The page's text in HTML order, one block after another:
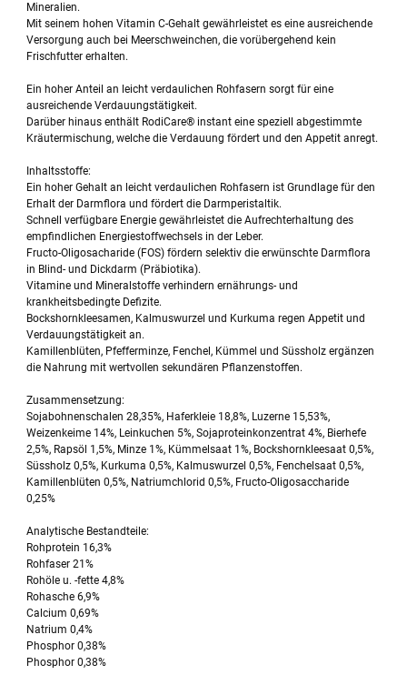
Mineralien.
Mit seinem hohen Vitamin C-Gehalt gewährleistet es eine ausreichende
Versorgung auch bei Meerschweinchen, die vorübergehend kein
Frischfutter erhalten.
Ein hoher Anteil an leicht verdaulichen Rohfasern sorgt für eine
ausreichende Verdauungstätigkeit.
Darüber hinaus enthält RodiCare® instant eine speziell abgestimmte
Kräutermischung, welche die Verdauung fördert und den Appetit anregt.
Inhaltsstoffe:
Ein hoher Gehalt an leicht verdaulichen Rohfasern ist Grundlage für den
Erhalt der Darmflora und fördert die Darmperistaltik.
Schnell verfügbare Energie gewährleistet die Aufrechterhaltung des
empfindlichen Energiestoffwechsels in der Leber.
Fructo-Oligosacharide (FOS) fördern selektiv die erwünschte Darmflora
in Blind- und Dickdarm (Präbiotika).
Vitamine und Mineralstoffe verhindern ernährungs- und
krankheitsbedingte Defizite.
Bockshornkleesamen, Kalmuswurzel und Kurkuma regen Appetit und
Verdauungstätigkeit an.
Kamillenblüten, Pfefferminze, Fenchel, Kümmel und Süssholz ergänzen
die Nahrung mit wertvollen sekundären Pflanzenstoffen.
Zusammensetzung:
Sojabohnenschalen 28,35%, Haferkleie 18,8%, Luzerne 15,53%,
Weizenkeime 14%, Leinkuchen 5%, Sojaproteinkonzentrat 4%, Bierhefe
2,5%, Rapsöl 1,5%, Minze 1%, Kümmelsaat 1%, Bockshornkleesaat 0,5%,
Süssholz 0,5%, Kurkuma 0,5%, Kalmuswurzel 0,5%, Fenchelsaat 0,5%,
Kamillenblüten 0,5%, Natriumchlorid 0,5%, Fructo-Oligosaccharide
0,25%
Analytische Bestandteile:
Rohprotein 16,3%
Rohfaser 21%
Rohöle u. -fette 4,8%
Rohasche 6,9%
Calcium 0,69%
Natrium 0,4%
Phosphor 0,38%
Phosphor 0,38%